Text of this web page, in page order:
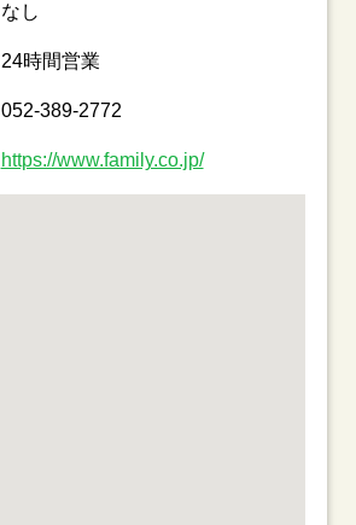
なし
24時間営業
052-389-2772
https://www.family.co.jp/